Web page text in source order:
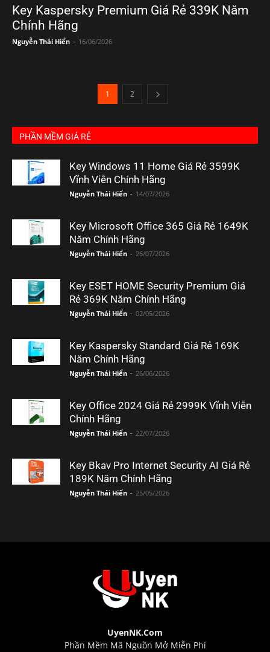
Key Kaspersky Premium Giá Rẻ 339K Năm
Chính Hãng
Nguyễn Thái Hiển - 16/06/2026
1 2
PHẦN MỀM GIÁ RẺ
Key Windows 11 Home Giá Rẻ 3599K
Vĩnh Viễn Chính Hãng
Nguyễn Thái Hiển - 14/07/2026
Key Microsoft Office 365 Giá Rẻ 1649K
Năm Chính Hãng
Nguyễn Thái Hiển - 26/07/2026
Key ESET HOME Security Premium Giá
Rẻ 369K Năm Chính Hãng
Nguyễn Thái Hiển - 02/05/2026
Key Kaspersky Standard Giá Rẻ 169K
Năm Chính Hãng
Nguyễn Thái Hiển - 26/06/2026
Key Office 2024 Giá Rẻ 2999K Vĩnh Viễn
Chính Hãng
Nguyễn Thái Hiển - 22/07/2026
Key Bkav Pro Internet Security AI Giá Rẻ
189K Năm Chính Hãng
Nguyễn Thái Hiển - 25/05/2026
UyenNK.Com
Phần Mềm Mã Nguồn Mở Miễn Phí